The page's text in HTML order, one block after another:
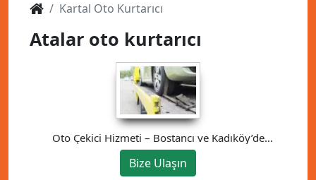
Kartal Oto Kurtarıcı
Atalar oto kurtarıcı
Oto Çekici Hizmeti – Bostancı ve Kadıköy’de
Güvenilir Çözüm
Bize Ulaşın